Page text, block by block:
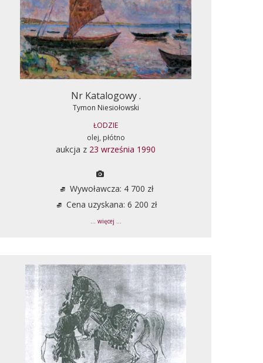
Nr Katalogowy .
Tymon Niesiołowski
ŁODZIE
olej, płótno
aukcja z 23 września 1990
Wywoławcza: 4 700 zł
Cena uzyskana: 6 200 zł
... więcej ...